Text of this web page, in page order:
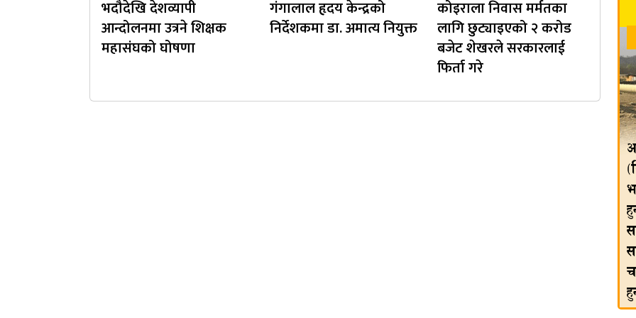
भदौदेखि देशव्यापी
आन्दोलनमा उत्रने शिक्षक
महासंघको घोषणा
गंगालाल हृदय केन्द्रको
निर्देशकमा डा. अमात्य नियुक्त
कोइराला निवास मर्मतका
लागि छुट्याइएको २ करोड
बजेट शेखरले सरकारलाई
फिर्ता गरे